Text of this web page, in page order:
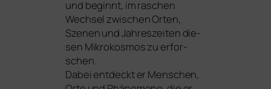
und beginnt, im raschen
Wechsel zwi­schen Orten,
Szenen und Jahreszeiten die­
sen Mikrokosmos zu erfor­
schen.
Dabei ent­deckt er Menschen,